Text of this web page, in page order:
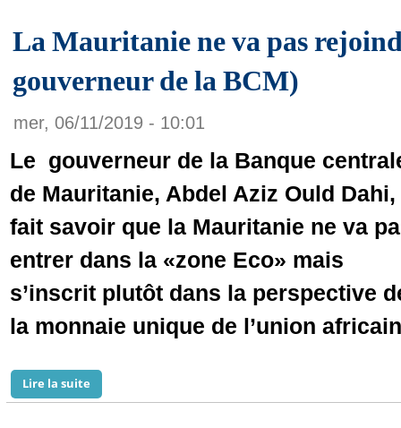
La Mauritanie ne va pas
gouverneur de la BCM)
mer, 06/11/2019 - 10:01
Le gouverneur de la Banque
de Mauritanie, Abdel Aziz Ould Dahi,
fait savoir que la Mauritanie ne va
entrer dans la «zone Eco» mais
s’inscrit plutôt dans la perspective
la monnaie unique de l’union
Lire la suite